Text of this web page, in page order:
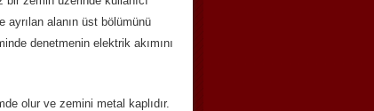
ayrılan alanın üst bölümünü
denetmenin elektrik akımını
olur ve zemini metal kaplıdır.